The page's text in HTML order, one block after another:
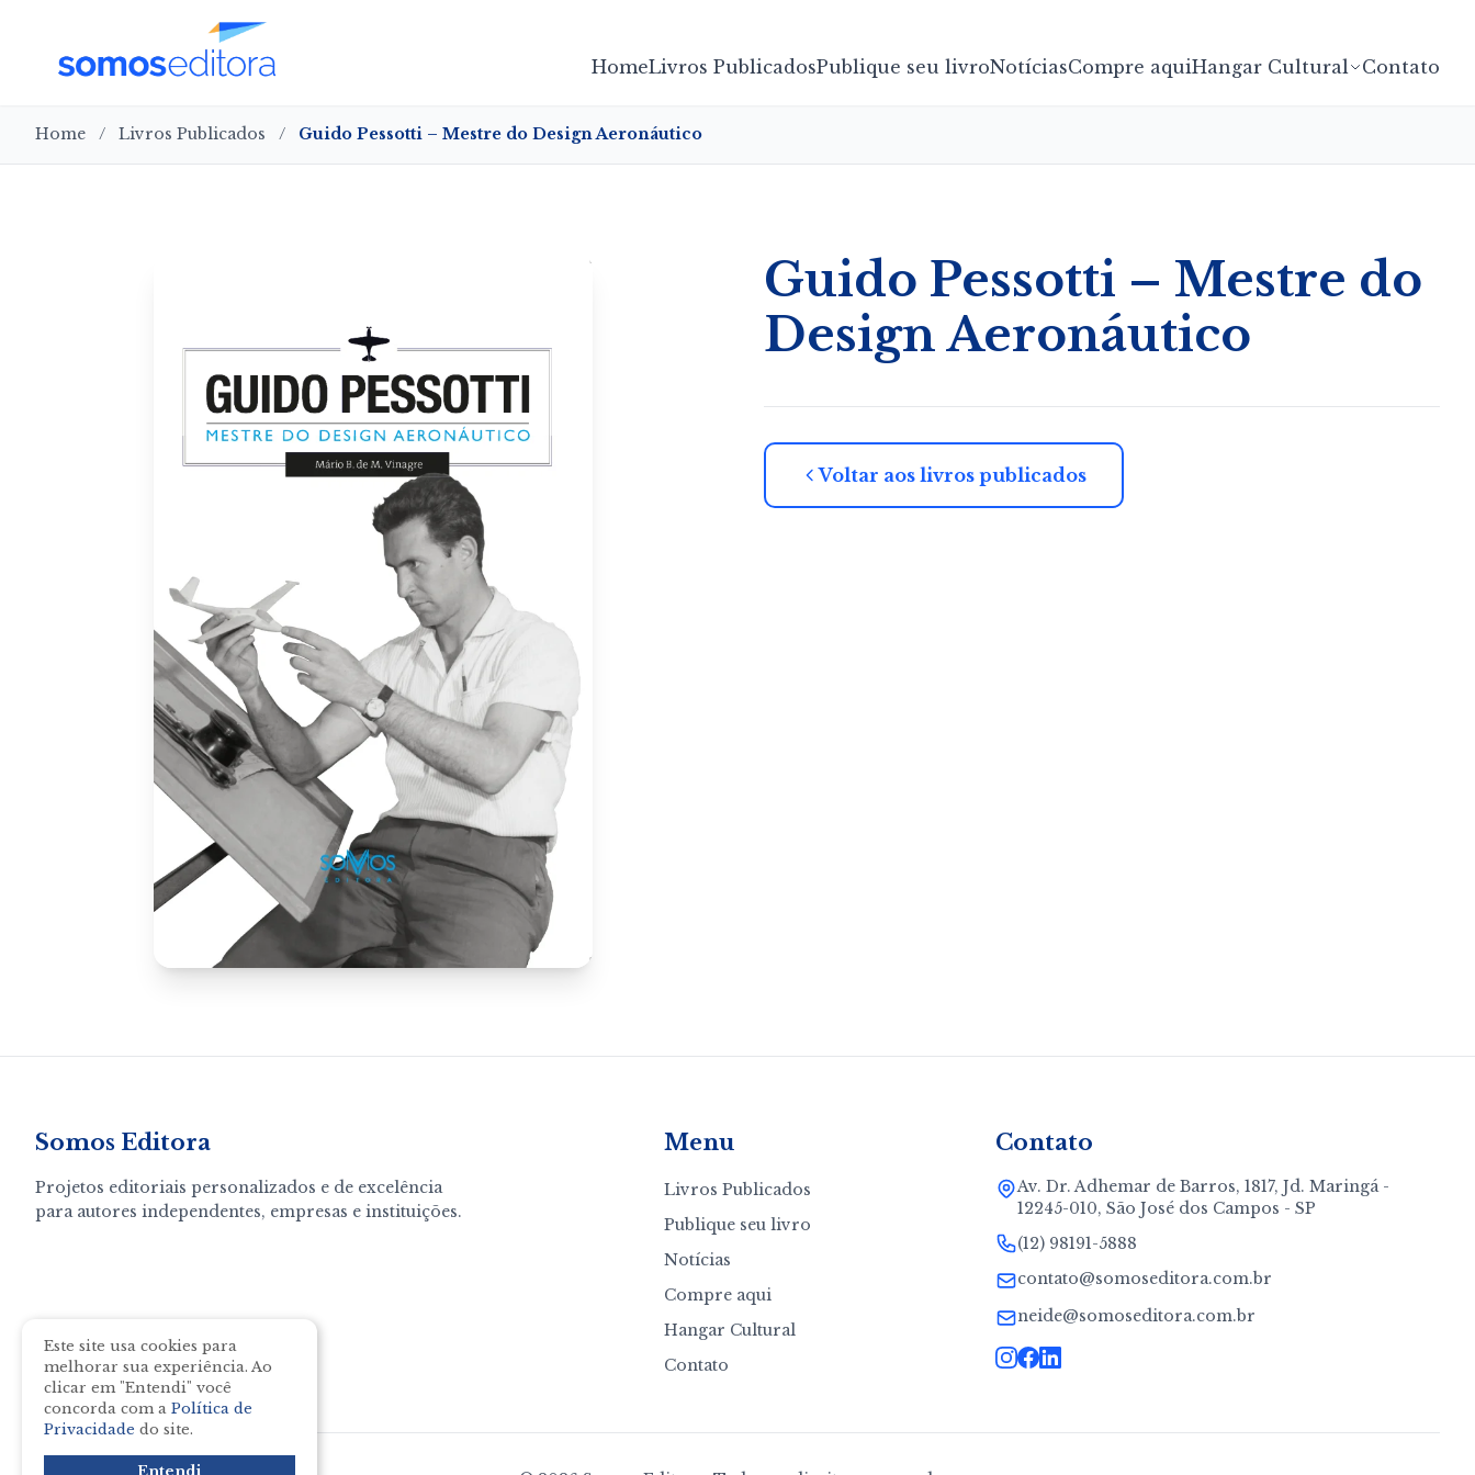
HomeLivros PublicadosPublique seu livroNotíciasCompre aquiHangar Cultural Contato
Home / Livros Publicados / Guido Pessotti – Mestre do Design Aeronáutico
Guido Pessotti – Mestre do
Design Aeronáutico
Voltar aos livros publicados
Somos Editora
Projetos editoriais personalizados e de excelência
para autores independentes, empresas e instituições.
Política de Privacidade
Menu
Livros Publicados
Publique seu livro
Notícias
Compre aqui
Hangar Cultural
Contato
Contato
Av. Dr. Adhemar de Barros, 1817, Jd. Maringá -
12245-010, São José dos Campos - SP
(12) 98191-5888
contato@somoseditora.com.br
neide@somoseditora.com.br
Este site usa cookies para
melhorar sua experiência. Ao
clicar em "Entendi" você
concorda com a Política de
Privacidade do site.
Entendi